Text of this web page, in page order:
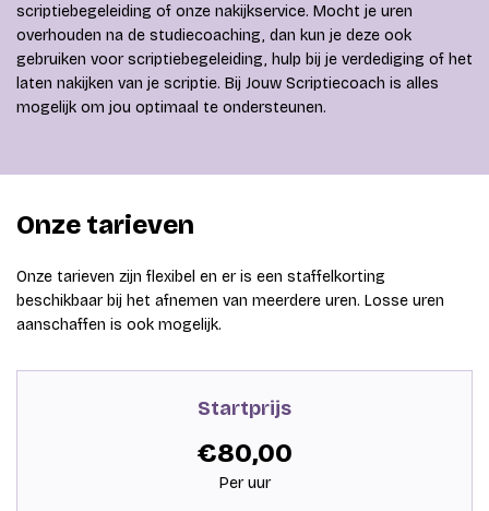
scriptiebegeleiding of onze nakijkservice. Mocht je uren
overhouden na de studiecoaching, dan kun je deze ook
gebruiken voor scriptiebegeleiding, hulp bij je verdediging of het
laten nakijken van je scriptie. Bij Jouw Scriptiecoach is alles
mogelijk om jou optimaal te ondersteunen.
Onze tarieven
Onze tarieven zijn flexibel en er is een staffelkorting
beschikbaar bij het afnemen van meerdere uren. Losse uren
aanschaffen is ook mogelijk.
Startprijs
€80,00
Per uur